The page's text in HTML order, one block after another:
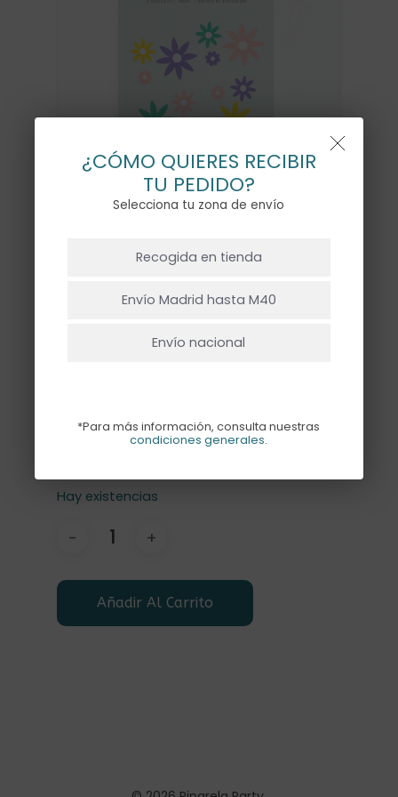
TATTOOS MARGARITAS –
Hoja de 8 tattoos temporales de
temática de margaritas
Hay existencias
Añadir Al Carrito
¿CÓMO QUIERES RECIBIR
TU PEDIDO?
Selecciona tu zona de envío
Recogida en tienda
Envío Madrid hasta M40
Envío nacional
*Para más información, consulta nuestras
condiciones generales.